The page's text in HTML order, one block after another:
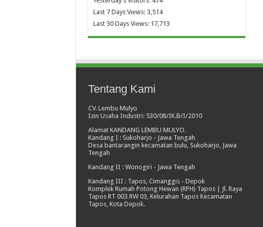
Last 7 Days Views: 3,514
Last 30 Days Views: 17,713
Tentang Kami
CV. Lembu Mulyo
Izin Usaha Industri: 530/08/IK.B/I/2010
Alamat KANDANG LEMBU MULYO.
Kandang I : Sukoharjo - Jawa Tengah
Desa bantarangin kecamatan bulu, Sukoharjo, Jawa
Tengah
Kandang II : Wonogiri - Jawa Tengah
Kandang III : Tapos, Cimanggis - Depok
Komplek Rumah Potong Hewan (RPH) Tapos | Jl. Raya
Tapos RT 003 RW 03, Kelurahan Tapos Kecamatan
Tapos, Kota Depok.